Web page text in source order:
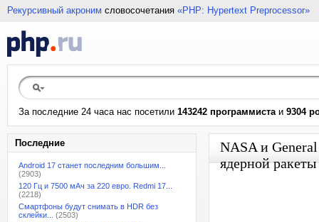
Рекурсивный акроним словосочетания «PHP: Hypertext Preprocessor»
За последние 24 часа нас посетили 143242 программистаи 9304
Последние
Android 17 станет последним большим...
(2903)
120 Гц и 7500 мАч за 220 евро. Redmi 17...
(2218)
Смартфоны будут снимать в HDR без
склейки...
(2503)
NASA и
ядерной ракеты